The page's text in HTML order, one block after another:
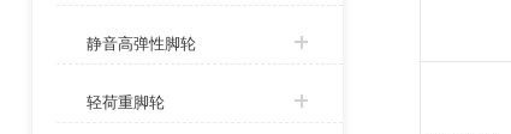
静音高弹性脚轮
轻荷重脚轮